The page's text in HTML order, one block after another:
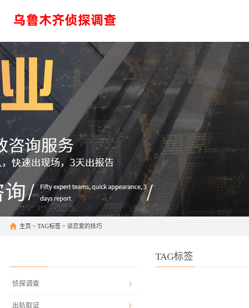
主页 >TAG标签 > 谈恋爱的技巧
侦探调查
出轨取证
TAG标签